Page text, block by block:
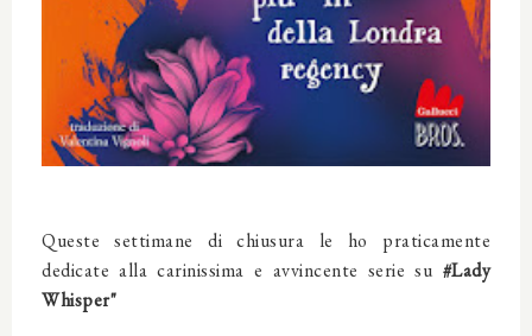
Queste settimane di chiusura le ho praticamente
dedicate alla carinissima e avvincente serie su #Lady
Whisper"